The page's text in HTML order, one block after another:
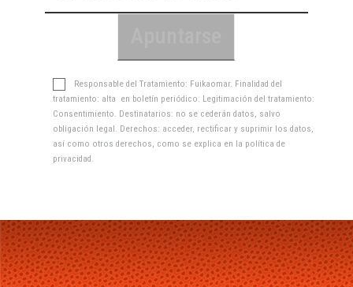
Responsable del Tratamiento: Fuikaomar. Finalidad del
tratamiento: alta en boletín periódico. Legitimación del tratamiento:
Consentimiento. Destinatarios: no se cederán datos, salvo
obligación legal. Derechos: acceder, rectificar y suprimir los datos,
así como otros derechos, como se explica en la política de
privacidad.